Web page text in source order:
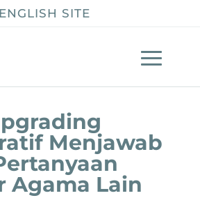
ENGLISH SITE
Menjawab
Agama Lain